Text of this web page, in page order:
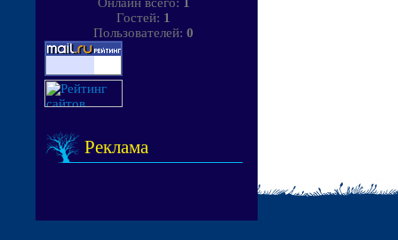
Гостей: 1
Пользователей: 0
Реклама